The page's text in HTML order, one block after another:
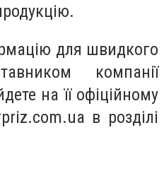
для швидкого
компанії
на її офіційному
в розділі